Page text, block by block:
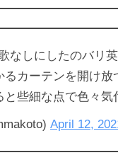
なしにしたのバリ
るカーテンを開け
些細な点で色々気
April 12,